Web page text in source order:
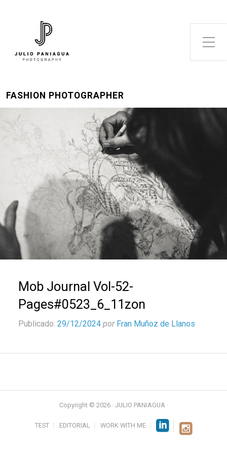
Alternar el menú lateral
FASHION PHOTOGRAPHER
Mob Journal Vol-52-
Pages#0523_6_11zon
Publicado: 29/12/2024 por Fran Muñoz de Llanos
Copyright © 2026 · JULIO PANIAGUA ·
TEST EDITORIAL WORK WITH ME